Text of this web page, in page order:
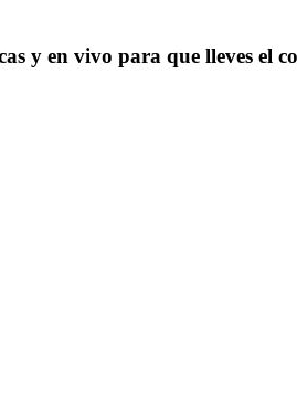
y en vivo para que lleves el